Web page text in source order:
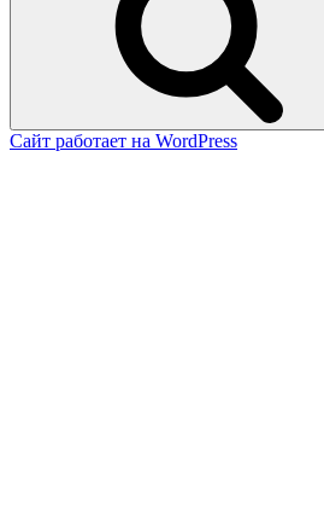
Сайт работает на WordPress